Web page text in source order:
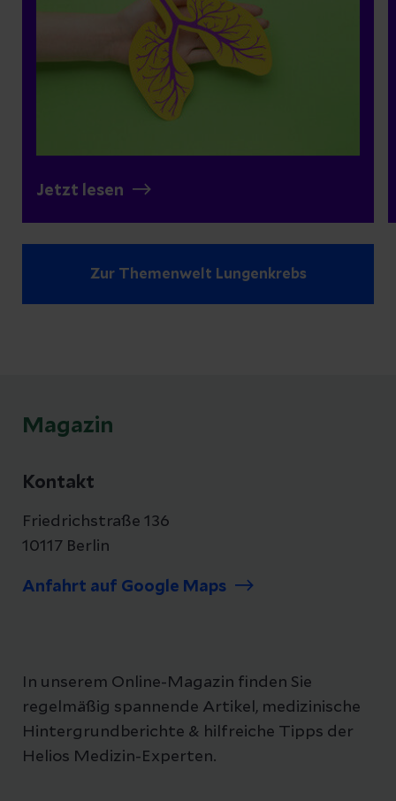
Jetzt lesen
Zur Themenwelt Lungenkrebs
Magazin
Kontakt
Friedrichstraße 136
10117 Berlin
Anfahrt auf Google Maps
In unserem Online-Magazin finden Sie
regelmäßig spannende Artikel, medizinische
Hintergrundberichte & hilfreiche Tipps der
Helios Medizin-Experten.